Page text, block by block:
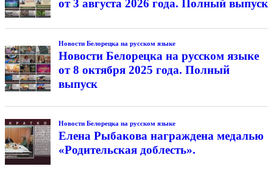
от 3 августа 2026 года. Полный выпуск
Новости Белорецка на русском языке
Новости Белорецка на русском языке
от 8 октября 2025 года. Полный
выпуск
Новости Белорецка на русском языке
Елена Рыбакова награждена медалью
«Родительская доблесть».